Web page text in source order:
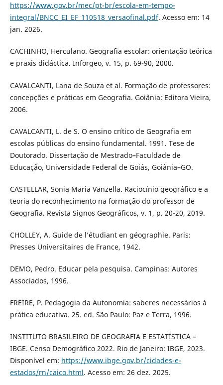
https://www.gov.br/mec/pt-br/escola-em-tempo-
integral/BNCC_EI_EF_110518_versaofinal.pdf. Acesso em: 14
jan. 2026.
CACHINHO, Herculano. Geografia escolar: orientação teórica
e praxis didáctica. Inforgeo, v. 15, p. 69-90, 2000.
CAVALCANTI, Lana de Souza et al. Formação de professores:
concepções e práticas em Geografia. Goiânia: Editora Vieira,
2006.
CAVALCANTI, L. de S. O ensino crítico de Geografia em
escolas públicas do ensino fundamental. 1991. Tese de
Doutorado. Dissertação de Mestrado–Faculdade de
Educação, Universidade Federal de Goiás, Goiânia–GO.
CASTELLAR, Sonia Maria Vanzella. Raciocínio geográfico e a
teoria do reconhecimento na formação do professor de
Geografia. Revista Signos Geográficos, v. 1, p. 20-20, 2019.
CHOLLEY, A. Guide de l’étudiant en géographie. Paris:
Presses Universitaires de France, 1942.
DEMO, Pedro. Educar pela pesquisa. Campinas: Autores
Associados, 1996.
FREIRE, P. Pedagogia da Autonomia: saberes necessários à
prática educativa. 25. ed. São Paulo: Paz e Terra, 1996.
INSTITUTO BRASILEIRO DE GEOGRAFIA E ESTATÍSTICA –
IBGE. Censo Demográfico 2022. Rio de Janeiro: IBGE, 2023.
Disponível em: https://www.ibge.gov.br/cidades-e-
estados/rn/caico.html. Acesso em: 26 dez. 2025.